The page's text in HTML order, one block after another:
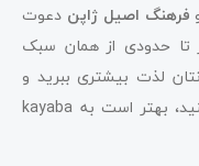
فرهنگ اصیل ژاپن دعوت
تا حدودی از همان سبک
لذت بیشتری ببرید و
فرهنگ و تاریخ ژاپن را از نزدیک لمس کنید، بهتر است به kayaba